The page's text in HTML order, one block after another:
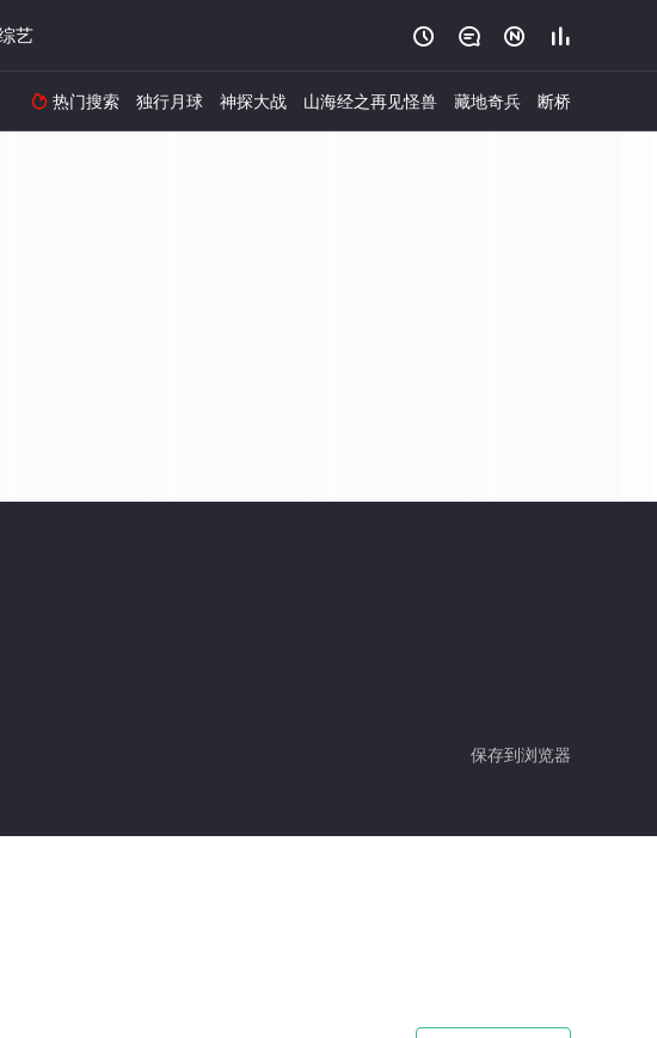
艺    
 热门搜索 独行月球 神探大战 山海经之再见怪兽 藏地奇兵 断桥
保存到浏览器